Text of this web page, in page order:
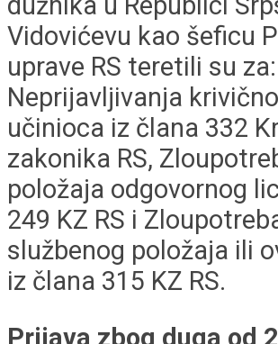
Vidovićevu kao šeficu
uprave RS teretili su za:
Neprijavljivanja
učinioca iz člana 332
zakonika RS,
položaja odgovornog
249 KZ RS i
službenog položaja ili
iz člana 315 KZ RS.
Prijava zbog duga od